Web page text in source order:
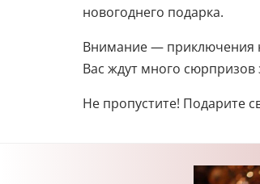
новогоднего подарка.
Внимание — приключения
Вас ждут много сюрпризов
Не пропустите! Подарите